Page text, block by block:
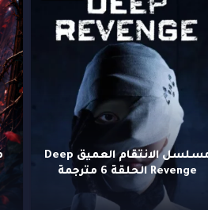
مسلسل الانتقام العميق Deep
Revenge الحلقة 6 مترجمة